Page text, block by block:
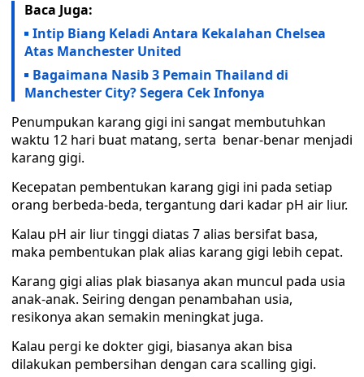
Baca Juga:
Intip Biang Keladi Antara Kekalahan Chelsea
Atas Manchester United
Bagaimana Nasib 3 Pemain Thailand di
Manchester City? Segera Cek Infonya
Penumpukan karang gigi ini sangat membutuhkan
waktu 12 hari buat matang, serta benar-benar menjadi
karang gigi.
Kecepatan pembentukan karang gigi ini pada setiap
orang berbeda-beda, tergantung dari kadar pH air liur.
Kalau pH air liur tinggi diatas 7 alias bersifat basa,
maka pembentukan plak alias karang gigi lebih cepat.
Karang gigi alias plak biasanya akan muncul pada usia
anak-anak. Seiring dengan penambahan usia,
resikonya akan semakin meningkat juga.
Kalau pergi ke dokter gigi, biasanya akan bisa
dilakukan pembersihan dengan cara scalling gigi.